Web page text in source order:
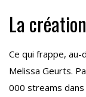
La
Ce qui frappe, au-
Melissa Geurts.
000 streams